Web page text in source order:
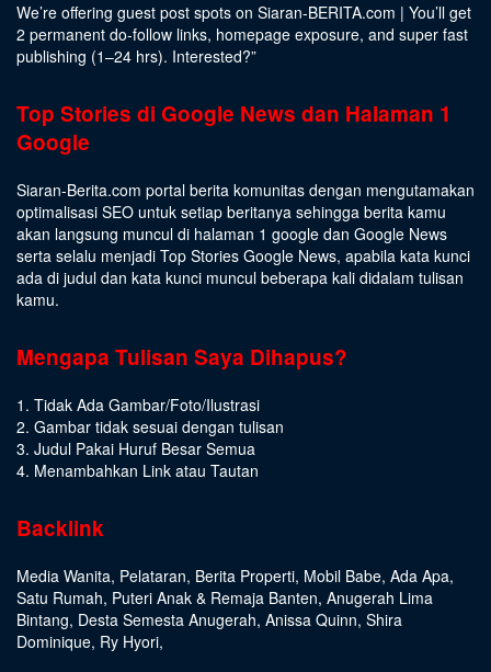
We’re offering guest post spots on Siaran-BERITA.com | You’ll get
2 permanent do-follow links, homepage exposure, and super fast
publishing (1–24 hrs). Interested?”
Top Stories di Google News dan Halaman 1
Google
Siaran-Berita.com portal berita komunitas dengan mengutamakan
optimalisasi SEO untuk setiap beritanya sehingga berita kamu
akan langsung muncul di halaman 1 google dan Google News
serta selalu menjadi Top Stories Google News, apabila kata kunci
ada di judul dan kata kunci muncul beberapa kali didalam tulisan
kamu.
Mengapa Tulisan Saya Dihapus?
1. Tidak Ada Gambar/Foto/Ilustrasi
2. Gambar tidak sesuai dengan tulisan
3. Judul Pakai Huruf Besar Semua
4. Menambahkan Link atau Tautan
Backlink
Media Wanita, Pelataran, Berita Properti, Mobil Babe, Ada Apa,
Satu Rumah, Puteri Anak & Remaja Banten, Anugerah Lima
Bintang, Desta Semesta Anugerah, Anissa Quinn, Shira
Dominique, Ry Hyori,